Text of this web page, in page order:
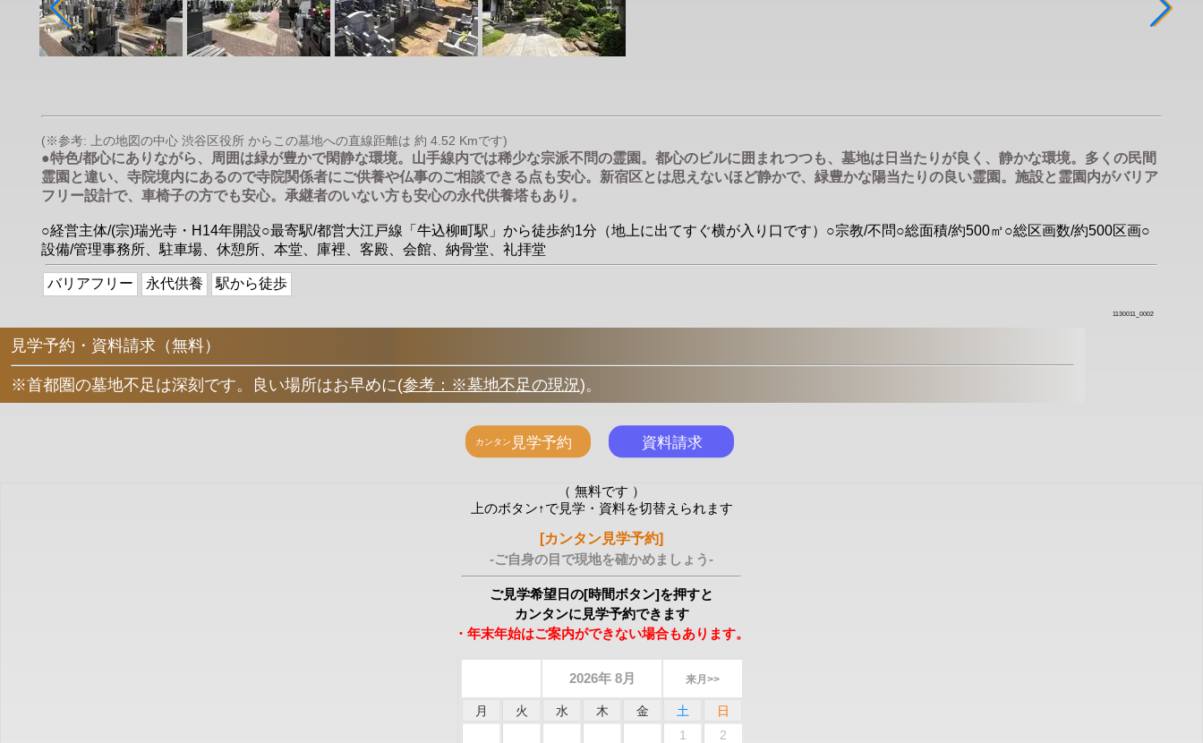
(※参考: 上の地図の中心 渋谷区役所 からこの墓地への直線距離は 約 4.52 Kmです)
●特色/都心にありながら、周囲は緑が豊かで閑静な環境。山手線内では稀少な宗派不問の霊園。都心のビルに囲まれつつも、墓地は日当たりが良く、静かな環境。多くの民間
霊園と違い、寺院境内にあるので寺院関係者にご供養や仏事のご相談できる点も安心。新宿区とは思えないほど静かで、緑豊かな陽当たりの良い霊園。施設と霊園内がバリア
フリー設計で、車椅子の方でも安心。承継者のいない方も安心の永代供養塔もあり。
○経営主体/(宗)瑞光寺・H14年開設○最寄駅/都営大江戸線「牛込柳町駅」から徒歩約1分（地上に出てすぐ横が入り口です）○宗教/不問○総面積/約500㎡○総区画数/約500区画○
設備/管理事務所、駐車場、休憩所、本堂、庫裡、客殿、会館、納骨堂、礼拝堂
バリアフリー 永代供養 駅から徒歩
1130011_0002
見学予約・資料請求（無料）
※首都圏の墓地不足は深刻です。良い場所はお早めに(参考：※墓地不足の現況)。
（ 無料です ）
上のボタン↑で見学・資料を切替えられます
[カンタン見学予約]
-ご自身の目で現地を確かめましょう-
ご見学希望日の[時間ボタン]を押すと
カンタンに見学予約できます
・年末年始はご案内ができない場合もあります。
2026年 8月 来月>>
月 火 水 木 金 土
日
1
2